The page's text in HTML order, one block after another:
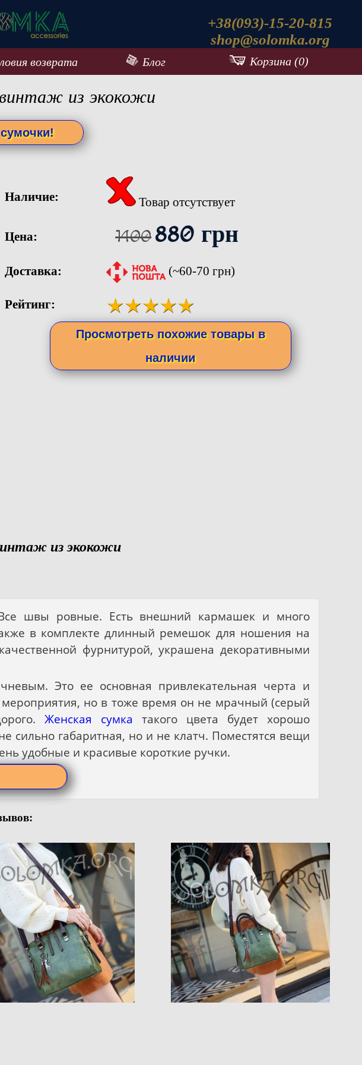
+38(093)-15-20-815
shop@solomka.org
возврата Блог Корзина (0)
из экокожи
Наличие: Товар отсутствует
Цена: 1400880 грн
Доставка: (~60-70 грн)
Рейтинг:
Просмотреть похожие товары в
наличии
из экокожи
Все швы ровные. Есть внешний кармашек и много
в комплекте длинный ремешок для ношения на
фурнитурой, украшена декоративными
Это ее основная привлекательная черта и
мероприятия, но в тоже время он не мрачный (серый
Женская сумка такого цвета будет хорошо
сильно габаритная, но и не клатч. Поместятся вещи
удобные и красивые короткие ручки.